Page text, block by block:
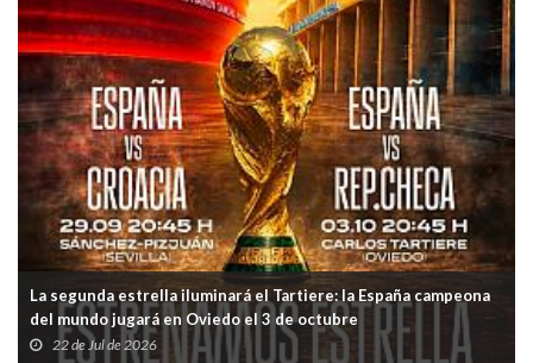
La segunda estrella iluminará el Tartiere: la España campeona
del mundo jugará en Oviedo el 3 de octubre
22 de Jul de 2026